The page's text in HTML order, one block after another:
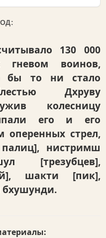
130 000
гневом воинов,
бы то ни стало
Дхруву
колесницу
его и его
оперенных стрел,
нистримш
[трезубцев],
шакти [пик],